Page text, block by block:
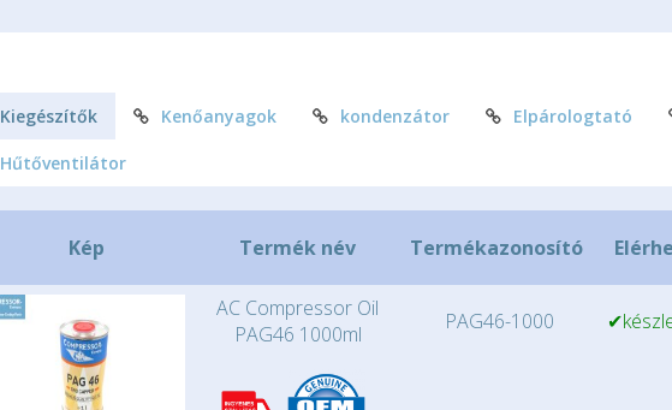
Kiegészítők Kenőanyagok kondenzátor Elpárologtató
Hűtőventilátor
Kép Termék név Termékazonosító
AC Compressor Oil
PAG46 1000ml
PAG46-1000